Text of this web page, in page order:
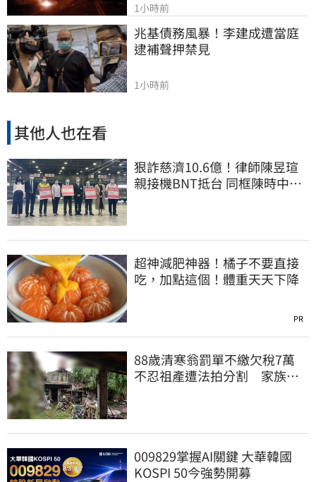
1小時前
兆基債務風暴！李建成遭當庭
逮補聲押禁見
1小時前
其他人也在看
狠詐慈濟10.6億！律師陳昱瑄
親接機BNT抵台 同框陳時中、
超神減肥神器！橘子不要直接
吃，加點這個！體重天天下降
PR
88歲清寒翁罰單不繳欠稅7萬
不忍祖產遭法拍分割 家族按
009829掌握AI關鍵 大華韓國
KOSPI 50今強勢開募